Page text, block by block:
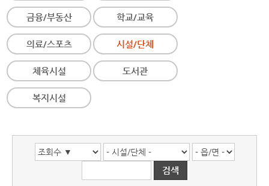
금융/부동산 학교/교육
의료/스포츠 시설/단체
체육시설 도서관
복지시설